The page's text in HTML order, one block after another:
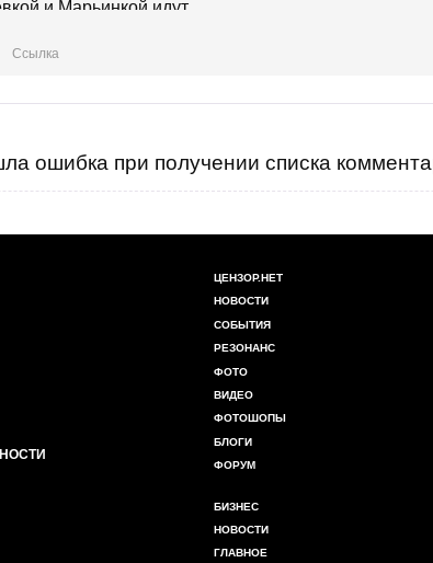
Ссылка
ошибка при получении списка
ЦЕНЗОР.НЕТ
НОВОСТИ
СОБЫТИЯ
РЕЗОНАНС
ФОТО
ВИДЕО
ФОТОШОПЫ
БЛОГИ
ФОРУМ
БИЗНЕС
НОВОСТИ
ГЛАВНОЕ